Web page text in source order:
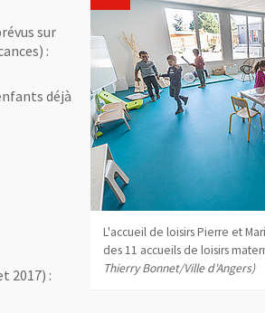
accueillant
L'accueil de loisirs Pierre et
des 11 accueils de loisirs
Thierry Bonnet/Ville d'Angers)
(photo: Thierry Bonnet/Ville d'Angers)
sur
:
déjà
2017) :